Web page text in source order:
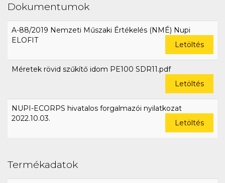
Dokumentumok
A-88/2019 Nemzeti Műszaki Értékelés (NMÉ) Nupi
ELOFIT
Letöltés
Méretek rövid szűkítő idom PE100 SDR11.pdf
Letöltés
NUPI-ECORPS hivatalos forgalmazói nyilatkozat
2022.10.03.
Letöltés
Termékadatok